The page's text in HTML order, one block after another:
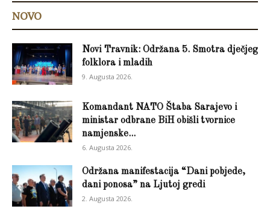
NOVO
Novi Travnik: Održana 5. Smotra dječjeg
folklora i mladih
9. Augusta 2026.
Komandant NATO Štaba Sarajevo i
ministar odbrane BiH obišli tvornice
namjenske...
6. Augusta 2026.
Održana manifestacija “Dani pobjede,
dani ponosa” na Ljutoj gredi
2. Augusta 2026.